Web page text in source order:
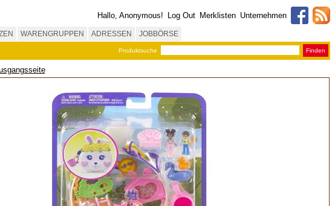
Hallo, Anonymous! Log Out Merklisten Unternehmen
WARENGRUPPEN ADRESSEN JOBBÖRSE
Produktsuche Finden